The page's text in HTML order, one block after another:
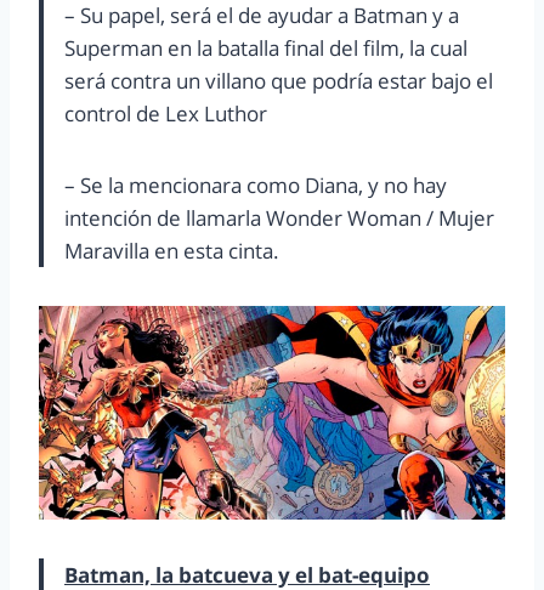
– Su papel, será el de ayudar a Batman y a
Superman en la batalla final del film, la cual
será contra un villano que podría estar bajo el
control de Lex Luthor
– Se la mencionara como Diana, y no hay
intención de llamarla Wonder Woman / Mujer
Maravilla en esta cinta.
Batman, la batcueva y el bat-equipo